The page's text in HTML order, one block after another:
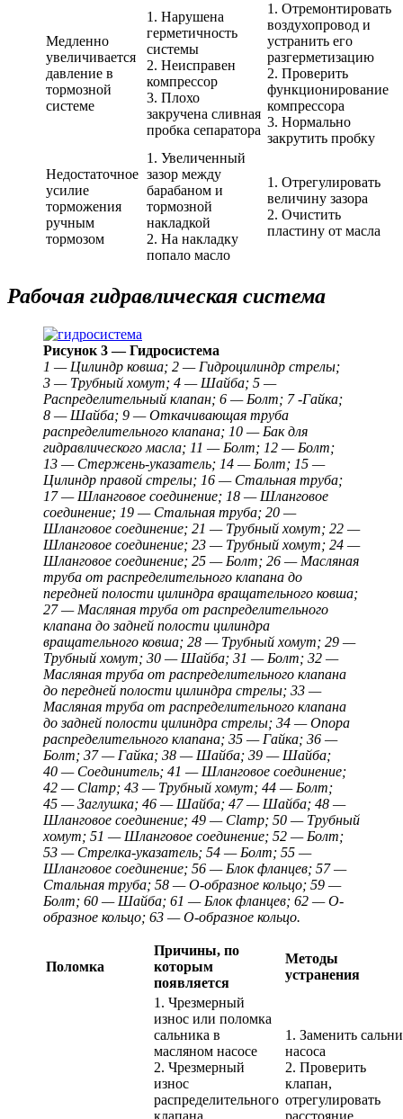
Медленно
увеличивается
давление в
тормозной
системе
1. Нарушена
герметичность
системы
2. Неисправен
компрессор
3. Плохо
закручена сливная
пробка сепаратора
1. Отремонтировать
воздухопровод и
устранить его
разгерметизацию
2. Проверить
функционирование
компрессора
3. Нормально
закрутить пробку
Недостаточное
усилие
торможения
ручным
тормозом
1. Увеличенный
зазор между
барабаном и
тормозной
накладкой
2. На накладку
попало масло
1. Отрегулировать
величину зазора
2. Очистить
пластину от масла
Рабочая гидравлическая система
Рисунок 3 — Гидросистема
1 — Цилиндр ковша; 2 — Гидроцилиндр стрелы;
3 — Трубный хомут; 4 — Шайба; 5 —
Распределительный клапан; 6 — Болт; 7 -Гайка;
8 — Шайба; 9 — Откачивающая труба
распределительного клапана; 10 — Бак для
гидравлического масла; 11 — Болт; 12 — Болт;
13 — Стержень-указатель; 14 — Болт; 15 —
Цилиндр правой стрелы; 16 — Стальная труба;
17 — Шланговое соединение; 18 — Шланговое
соединение; 19 — Стальная труба; 20 —
Шланговое соединение; 21 — Трубный хомут; 22 —
Шланговое соединение; 23 — Трубный хомут; 24 —
Шланговое соединение; 25 — Болт; 26 — Масляная
труба от распределительного клапана до
передней полости цилиндра вращательного ковша;
27 — Масляная труба от распределительного
клапана до задней полости цилиндра
вращательного ковша; 28 — Трубный хомут; 29 —
Трубный хомут; 30 — Шайба; 31 — Болт; 32 —
Масляная труба от распределительного клапана
до передней полости цилиндра стрелы; 33 —
Масляная труба от распределительного клапана
до задней полости цилиндра стрелы; 34 — Опора
распределительного клапана; 35 — Гайка; 36 —
Болт; 37 — Гайка; 38 — Шайба; 39 — Шайба;
40 — Соединитель; 41 — Шланговое соединение;
42 — Clamp; 43 — Трубный хомут; 44 — Болт;
45 — Заглушка; 46 — Шайба; 47 — Шайба; 48 —
Шланговое соединение; 49 — Clamp; 50 — Трубный
хомут; 51 — Шланговое соединение; 52 — Болт;
53 — Стрелка-указатель; 54 — Болт; 55 —
Шланговое соединение; 56 — Блок фланцев; 57 —
Стальная труба; 58 — О-образное кольцо; 59 —
Болт; 60 — Шайба; 61 — Блок фланцев; 62 — О-
образное кольцо; 63 — О-образное кольцо.
Поломка
Причины, по
которым
появляется
Методы
устранения
1. Чрезмерный
износ или поломка
сальника в
масляном насосе
2. Чрезмерный
износ
распределительного
1. Заменить
насоса
2. Проверить
клапан,
отрегулировать